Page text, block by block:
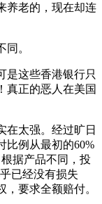
养老的，现在却连
。
是这些香港银行只
真正的恶人在美国
在太强。经过旷日
比例从最初的60%
据产品不同，投
已经没有损失
要求全额赔付。